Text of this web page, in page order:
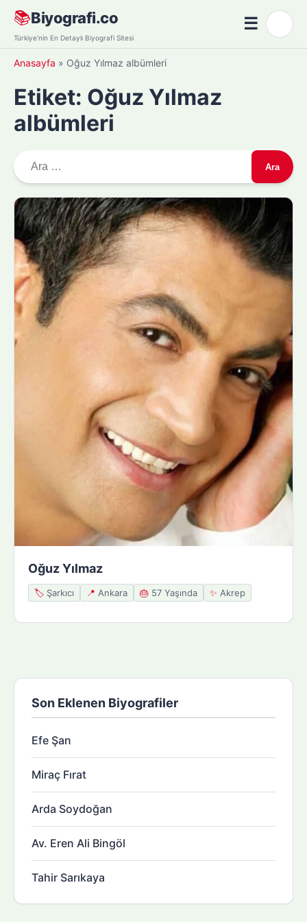
Skip
content
📚Biyografi.co
Türkiye'nin En Detaylı Biyografi Sitesi
☰Menü
Anasayfa » Oğuz Yılmaz albümleri
Etiket: Oğuz Yılmaz
albümleri
r
m
:
Oğuz Yılmaz
🏷️ Şarkıcı 📍 Ankara 🎂 57 Yaşında ✨ Akrep
Son Eklenen Biyografiler
Efe Şan
Miraç Fırat
Arda Soydoğan
Av. Eren Ali Bingöl
Tahir Sarıkaya